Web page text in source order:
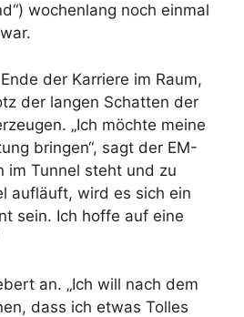
wochenlang noch einmal
der Karriere im Raum,
der langen Schatten der
„Ich möchte meine
bringen“, sagt der EM-
im Tunnel steht und zu
aufläuft, wird es sich ein
sein. Ich hoffe auf eine
an. „Ich will nach dem
dass ich etwas Tolles